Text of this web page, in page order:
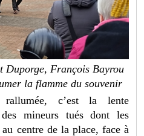
Duporge, François Bayrou
la flamme du souvenir
c’est la lente
mineurs tués dont les
centre de la place, face à